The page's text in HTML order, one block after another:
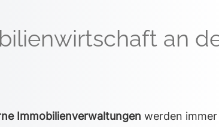
an
Immobilienverwaltungen werden